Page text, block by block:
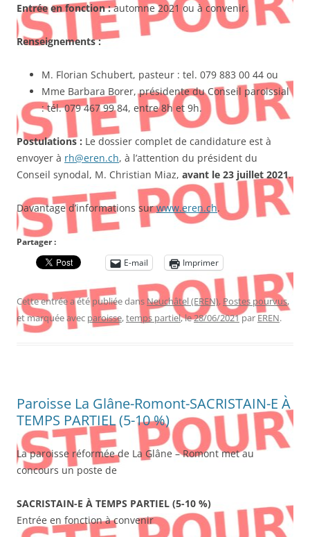
Entrée en fonction :automne 2021 ou à convenir.
Renseignements :
M. Florian Schubert, pasteur : tel. 079 883 00 44 ou
Mme Barbara Borer, présidente du Conseil paroissial
: tél. 079 467 99 84, entre 8h et 9h.
Postulations : Le dossier complet de candidature est à
envoyer à rh@eren.ch, à l’attention du président du
Conseil synodal, M. Christian Miaz, avant le 23 juillet 2021.
Davantage d’informations surwww.eren.ch.
Partager :
E-mail
Imprimer
Cette entrée a été publiée dans Neuchâtel (EREN), Postes pourvus,
et marquée avec paroisse,temps partiel, le28/06/2021parEREN.
Paroisse La Glâne-Romont-SACRISTAIN-E À
TEMPS PARTIEL (5-10 %)
La paroisse réformée de La Glâne – Romont met au
concours un poste de
SACRISTAIN-E À TEMPS PARTIEL (5-10 %)
Entrée en fonction à convenir